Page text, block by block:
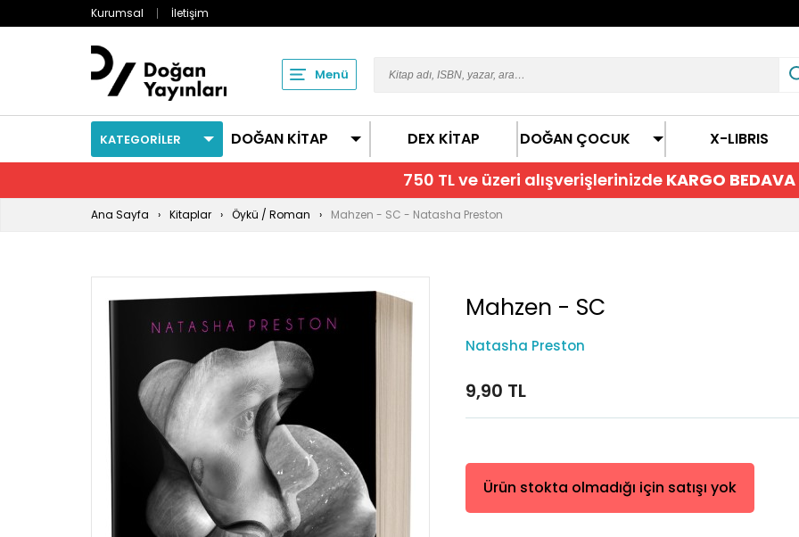
Kurumsal İletişim
Menü
KATEGORİLER DOĞAN KİTAP DEX KİTAP DOĞAN ÇOCUK X-LIBRIS
750 TL ve üzeri alışverişlerinizde KARGO BEDAVA
Ana Sayfa Kitaplar Öykü / Roman Mahzen - SC - Natasha Preston
Mahzen - SC
Natasha Preston
9,90 TL
Ürün stokta olmadığı için satışı yok